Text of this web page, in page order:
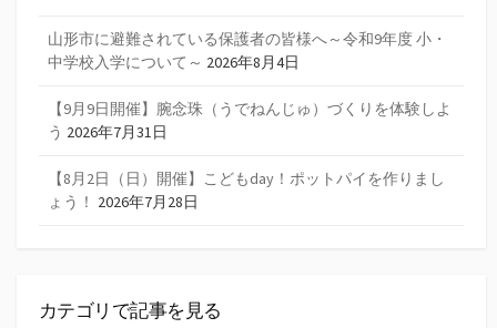
山形市に避難されている保護者の皆様へ～令和9年度 小・
中学校入学について～ 2026年8月4日
【9月9日開催】腕念珠（うでねんじゅ）づくりを体験しよ
う 2026年7月31日
【8月2日（日）開催】こどもday！ポットパイを作りまし
ょう！ 2026年7月28日
カテゴリで記事を見る